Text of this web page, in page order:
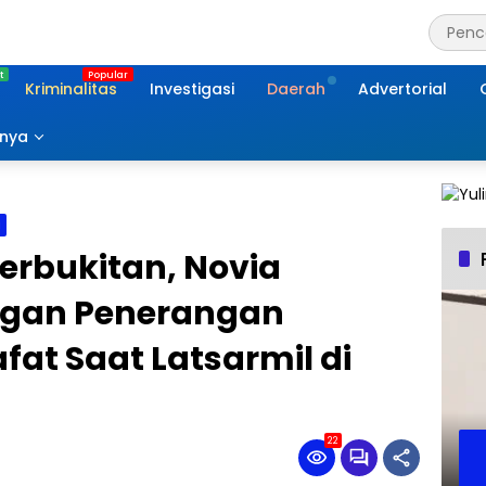
Kriminalitas Investigasi Daerah Advertorial
Novia
Penerangan
Saat Latsarmil di
22